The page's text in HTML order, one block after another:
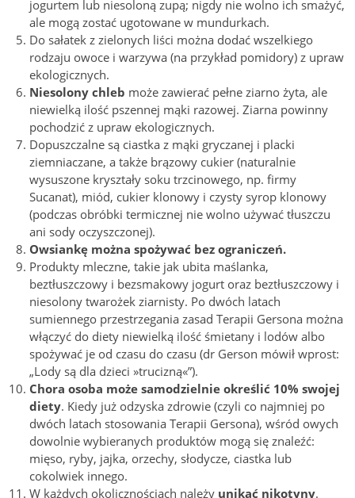
jogurtem lub niesoloną zupą; nigdy nie wolno ich smażyć,
ale mogą zostać ugotowane w mundurkach.
Do sałatek z zielonych liści można dodać wszelkiego
rodzaju owoce i warzywa (na przykład pomidory) z upraw
ekologicznych.
Niesolony chleb może zawierać pełne ziarno żyta, ale
niewielką ilość pszennej mąki razowej. Ziarna powinny
pochodzić z upraw ekologicznych.
Dopuszczalne są ciastka z mąki gryczanej i placki
ziemniaczane, a także brązowy cukier (naturalnie
wysuszone kryształy soku trzcinowego, np. firmy
Sucanat), miód, cukier klonowy i czysty syrop klonowy
(podczas obróbki termicznej nie wolno używać tłuszczu
ani sody oczyszczonej).
Owsiankę można spożywać bez ograniczeń.
Produkty mleczne, takie jak ubita maślanka,
beztłuszczowy i bezsmakowy jogurt oraz beztłuszczowy i
niesolony twarożek ziarnisty. Po dwóch latach
sumiennego przestrzegania zasad Terapii Gersona można
włączyć do diety niewielką ilość śmietany i lodów albo
spożywać je od czasu do czasu (dr Gerson mówił wprost:
„Lody są dla dzieci »trucizną«”).
Chora osoba może samodzielnie określić 10% swojej
diety. Kiedy już odzyska zdrowie (czyli co najmniej po
dwóch latach stosowania Terapii Gersona), wśród owych
dowolnie wybieranych produktów mogą się znaleźć:
mięso, ryby, jajka, orzechy, słodycze, ciastka lub
cokolwiek innego.
W każdych okolicznościach należy unikać nikotyny.